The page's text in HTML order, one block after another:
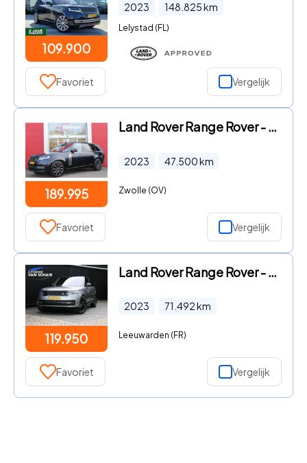
109.900
2023 148.825km
Lelystad (FL)
Favoriet Vergelijk
189.995
Land Rover Range Rover - 4.4 V8 P530 SV LWB AWD SIGNATURE SUITE | PANORAMISCH SCHUIF/
2023 47.500km
Zwolle (OV)
Favoriet Vergelijk
119.950
Land Rover Range Rover - 3.0 P510e Autobiography PHEV | LEDER | MEMORY | PANO | MERID
2023 71.492km
Leeuwarden (FR)
Favoriet Vergelijk